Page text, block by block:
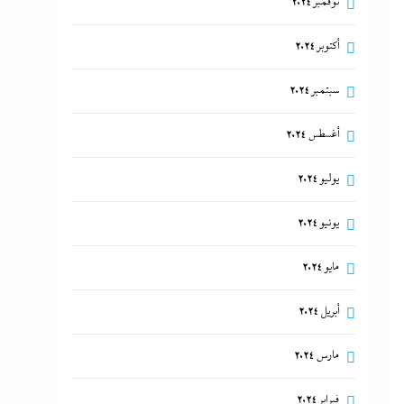
أكتوبر 2024
سبتمبر 2024
أغسطس 2024
يوليو 2024
يونيو 2024
مايو 2024
أبريل 2024
مارس 2024
فبراير 2024